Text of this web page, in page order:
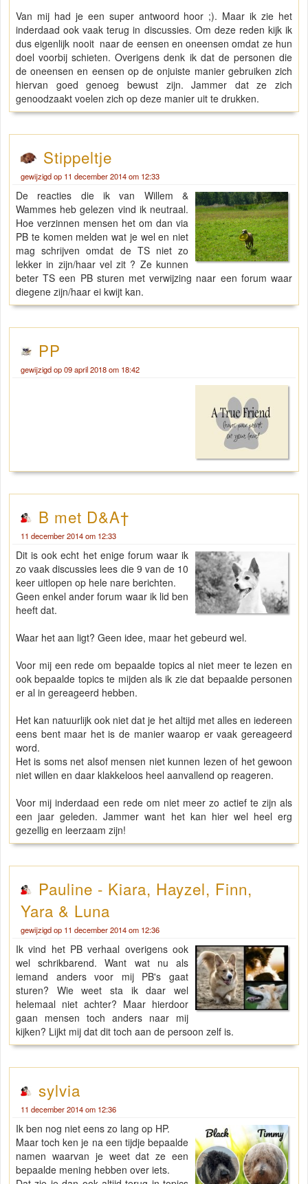
Van mij had je een super antwoord hoor ;). Maar ik zie het
inderdaad ook vaak terug in discussies. Om deze reden kijk ik
dus eigenlijk nooit naar de eensen en oneensen omdat ze hun
doel voorbij schieten. Overigens denk ik dat de personen die
de oneensen en eensen op de onjuiste manier gebruiken zich
hiervan goed genoeg bewust zijn. Jammer dat ze zich
genoodzaakt voelen zich op deze manier uit te drukken.
Stippeltje
gewijzigd op 11 december 2014 om 12:33
De reacties die ik van Willem &
Wammes heb gelezen vind ik neutraal.
Hoe verzinnen mensen het om dan via
PB te komen melden wat je wel en niet
mag schrijven omdat de TS niet zo
lekker in zijn/haar vel zit ? Ze kunnen
beter TS een PB sturen met verwijzing naar een forum waar
diegene zijn/haar ei kwijt kan.
PP
gewijzigd op 09 april 2018 om 18:42
B met D&A†
11 december 2014 om 12:33
Dit is ook echt het enige forum waar ik
zo vaak discussies lees die 9 van de 10
keer uitlopen op hele nare berichten.
Geen enkel ander forum waar ik lid ben
heeft dat.
Waar het aan ligt? Geen idee, maar het gebeurd wel.
Voor mij een rede om bepaalde topics al niet meer te lezen en
ook bepaalde topics te mijden als ik zie dat bepaalde personen
er al in gereageerd hebben.
Het kan natuurlijk ook niet dat je het altijd met alles en iedereen
eens bent maar het is de manier waarop er vaak gereageerd
word.
Het is soms net alsof mensen niet kunnen lezen of het gewoon
niet willen en daar klakkeloos heel aanvallend op reageren.
Voor mij inderdaad een rede om niet meer zo actief te zijn als
een jaar geleden. Jammer want het kan hier wel heel erg
gezellig en leerzaam zijn!
Pauline - Kiara, Hayzel, Finn,
Yara & Luna
gewijzigd op 11 december 2014 om 12:36
Ik vind het PB verhaal overigens ook
wel schrikbarend. Want wat nu als
iemand anders voor mij PB's gaat
sturen? Wie weet sta ik daar wel
helemaal niet achter? Maar hierdoor
gaan mensen toch anders naar mij
kijken? Lijkt mij dat dit toch aan de persoon zelf is.
sylvia
11 december 2014 om 12:36
Ik ben nog niet eens zo lang op HP.
Maar toch ken je na een tijdje bepaalde
namen waarvan je weet dat ze een
bepaalde mening hebben over iets.